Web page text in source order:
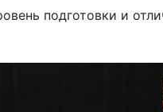
подготовки и